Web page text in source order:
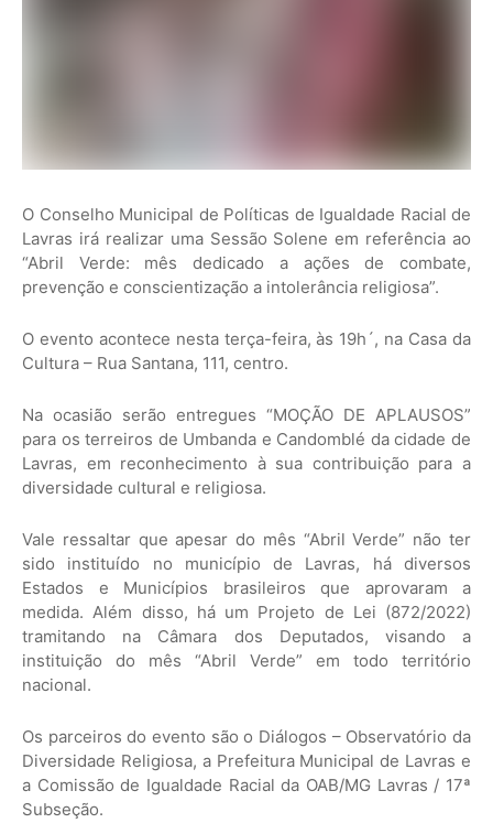
O Conselho Municipal de Políticas de Igualdade Racial de
Lavras irá realizar uma Sessão Solene em referência ao
“Abril Verde: mês dedicado a ações de combate,
prevenção e conscientização a intolerância religiosa”.
O evento acontece nesta terça-feira, às 19h´, na Casa da
Cultura – Rua Santana, 111, centro.
Na ocasião serão entregues “MOÇÃO DE APLAUSOS”
para os terreiros de Umbanda e Candomblé da cidade de
Lavras, em reconhecimento à sua contribuição para a
diversidade cultural e religiosa.
Vale ressaltar que apesar do mês “Abril Verde” não ter
sido instituído no município de Lavras, há diversos
Estados e Municípios brasileiros que aprovaram a
medida. Além disso, há um Projeto de Lei (872/2022)
tramitando na Câmara dos Deputados, visando a
instituição do mês “Abril Verde” em todo território
nacional.
Os parceiros do evento são o Diálogos – Observatório da
Diversidade Religiosa, a Prefeitura Municipal de Lavras e
a Comissão de Igualdade Racial da OAB/MG Lavras / 17ª
Subseção.